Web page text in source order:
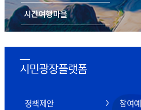
시간여행마을
스마트 관광 전자지도
시민광장플랫폼
정책제안
참여